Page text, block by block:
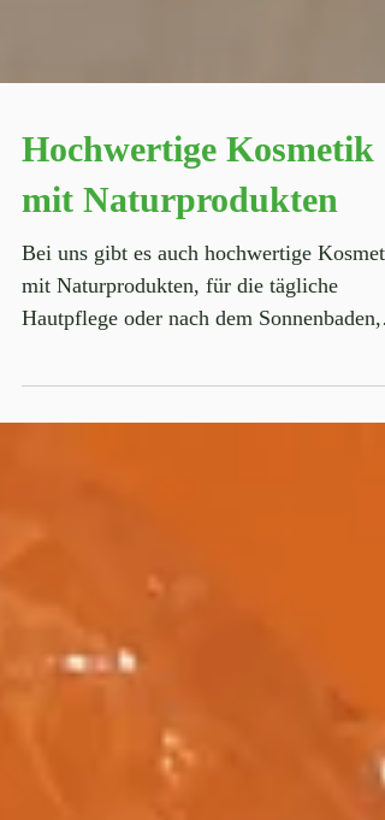
Hochwertige Kosmetik
mit Naturprodukten
Bei uns gibt es auch hochwertige
Hautpflege oder nach dem Sonnenbaden,
mit Aloe Vera,...